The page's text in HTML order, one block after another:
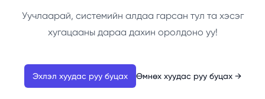
Уучлаарай, системийн алдаа гарсан тул та хэсэг
хугацааны дараа дахин оролдоно уу!
Эхлэл хуудас руу буцах Өмнөх хуудас руу буцах →